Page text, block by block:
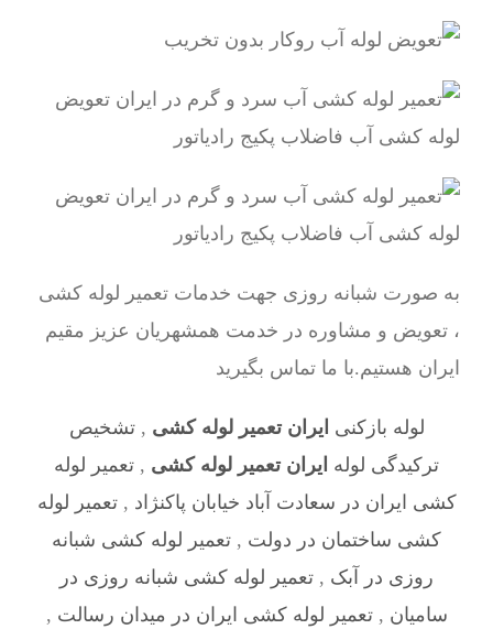
به صورت شبانه روزی جهت خدمات تعمیر لوله کشی
، تعویض و مشاوره در خدمت همشهریان عزیز مقیم
ایران هستیم.با ما تماس بگیرید
لوله بازکنی ایران تعمیر لوله کشی ,تشخیص
ترکیدگی لوله ایران تعمیر لوله کشی , تعمیر لوله
کشی ایران در سعادت آباد خیابان پاکنژاد ,تعمیر لوله
کشی ساختمان در دولت , تعمیر لوله کشی شبانه
روزی در آبک , تعمیر لوله کشی شبانه روزی در
سامیان ,تعمیر لوله کشی ایران در میدان رسالت ,